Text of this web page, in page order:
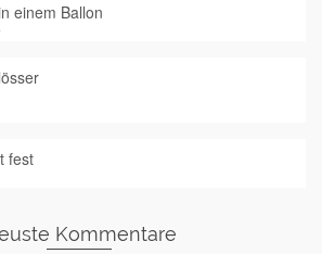
einem Ballon
fest
Kommentare